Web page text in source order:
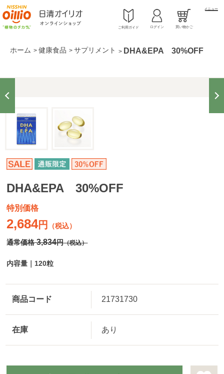
ご利用ガイド ログイン 買い物かご
メニュー
ホーム > 健康食品 > サプリメント > DHA&EPA 30%OFF
DHA&EPA 30%OFF
内容量｜120粒
特別価格
2,684円 （税込）
通常価格3,834円（税込）
商品コード 21731730
在庫 あり